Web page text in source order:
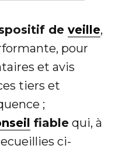
de veille,
pour
et avis
tiers et
;
fiable qui, à
ci-